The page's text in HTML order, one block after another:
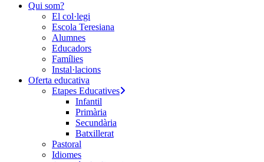
Qui som?
El col·legi
Escola Teresiana
Alumnes
Educadors
Famílies
Instal·lacions
Oferta educativa
Etapes Educatives
Infantil
Primària
Secundària
Batxillerat
Pastoral
Idiomes